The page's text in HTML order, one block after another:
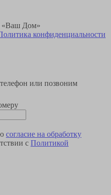
«Ваш Дом»
конфиденциальности
или позвоним
согласие на обработку
с Политикой